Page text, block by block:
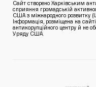
Сайт створено Харківським
сприяння громадській
США з міжнародного розвитку
Інформація, розміщена на
антикорупційного центру й не
Уряду США.